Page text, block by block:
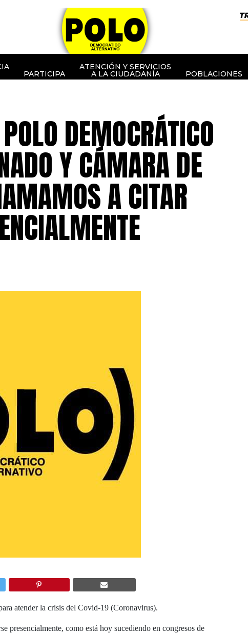
PARTICIPA
ATENCIÓN Y SERVICIOS
A LA CIUDADANÍA POBLACIONES
DEMOCRÁTICO
Y CÁMARA DE
A CITAR
atender la crisis del Covid-19 (Coronavirus).
presencialmente, como está hoy sucediendo en congresos de